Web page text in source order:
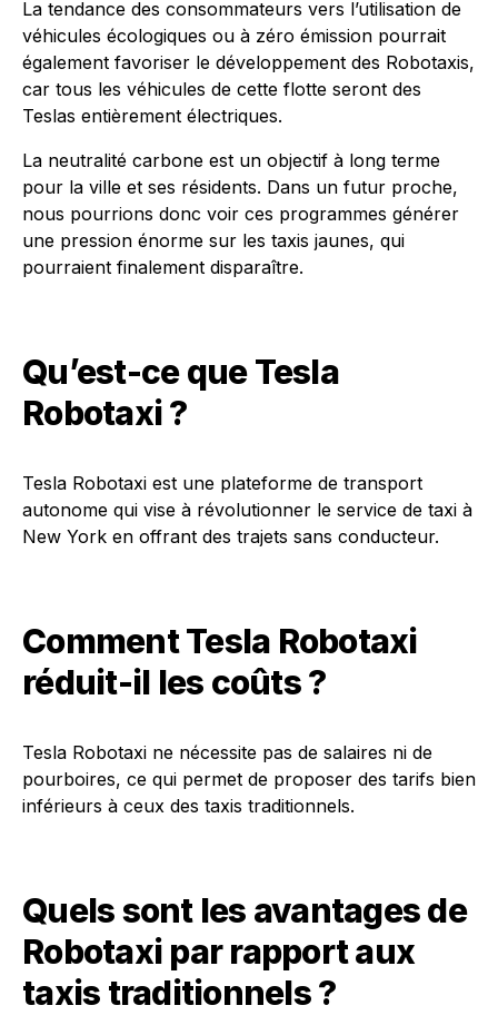
La tendance des consommateurs vers l’utilisation de
véhicules écologiques ou à zéro émission pourrait
également favoriser le développement des Robotaxis,
car tous les véhicules de cette flotte seront des
Teslas entièrement électriques.
La neutralité carbone est un objectif à long terme
pour la ville et ses résidents. Dans un futur proche,
nous pourrions donc voir ces programmes générer
une pression énorme sur les taxis jaunes, qui
pourraient finalement disparaître.
Qu’est-ce que Tesla
Robotaxi ?
Tesla Robotaxi est une plateforme de transport
autonome qui vise à révolutionner le service de taxi à
New York en offrant des trajets sans conducteur.
Comment Tesla Robotaxi
réduit-il les coûts ?
Tesla Robotaxi ne nécessite pas de salaires ni de
pourboires, ce qui permet de proposer des tarifs bien
inférieurs à ceux des taxis traditionnels.
Quels sont les avantages de
Robotaxi par rapport aux
taxis traditionnels ?